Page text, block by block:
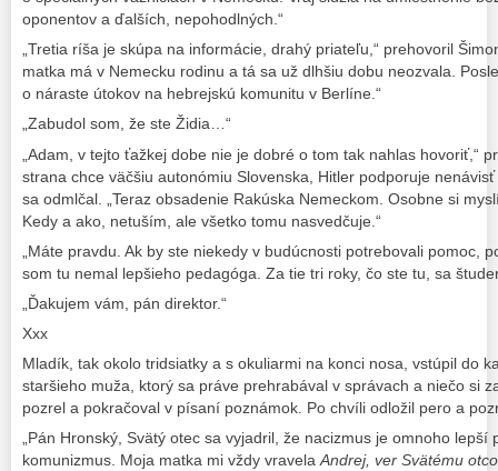
oponentov a ďalších, nepohodlných.“
„Tretia ríša je skúpa na informácie, drahý priateľu,“ prehovoril
matka má v Nemecku rodinu a tá sa už dlhšiu dobu neozvala.
o náraste útokov na hebrejskú komunitu v Berlíne.“
„Zabudol som, že ste Židia…“
„Adam, v tejto ťažkej dobe nie je dobré o tom tak nahlas hovoriť,“
strana chce väčšiu autonómiu Slovenska, Hitler podporuje
sa odmlčal. „Teraz obsadenie Rakúska Nemeckom. Osobne si
Kedy a ako, netuším, ale všetko tomu nasvedčuje.“
„Máte pravdu. Ak by ste niekedy v budúcnosti potrebovali pomoc,
som tu nemal lepšieho pedagóga. Za tie tri roky, čo ste tu, sa
„Ďakujem vám, pán direktor.“
Xxx
Mladík, tak okolo tridsiatky a s okuliarmi na konci nosa, vstúpil do
staršieho muža, ktorý sa práve prehrabával v správach a niečo si
pozrel a pokračoval v písaní poznámok. Po chvíli odložil pero a
„Pán Hronský, Svätý otec sa vyjadril, že nacizmus je omnoho lepší
komunizmus. Moja matka mi vždy vravelaAndrej, ver Svätému